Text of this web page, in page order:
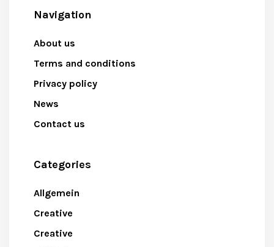
Navigation
About us
Terms and conditions
Privacy policy
News
Contact us
Categories
Allgemein
Creative
Creative